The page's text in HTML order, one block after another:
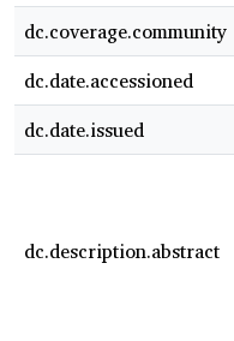
dc.coverage.community
dc.date.accessioned
dc.date.issued
dc.description.abstract